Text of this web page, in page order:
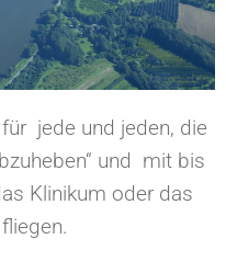
jede und jeden, die
und mit bis
Klinikum oder das